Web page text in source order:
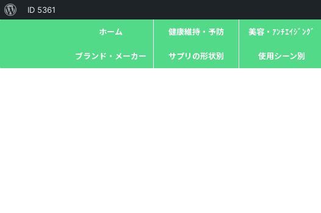
ホーム 健康維持・予防 美容・ｱﾝﾁｴｲｼﾞﾝｸﾞ
ブランド・メーカー サプリの形状別 使用シーン別
ID 5361